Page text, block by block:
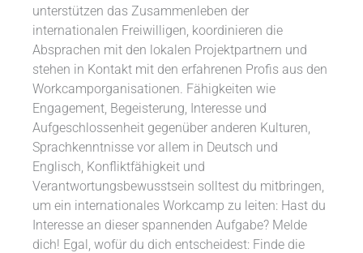
unterstützen das Zusammenleben der
internationalen Freiwilligen, koordinieren die
Absprachen mit den lokalen Projektpartnern und
stehen in Kontakt mit den erfahrenen Profis aus den
Workcamporganisationen. Fähigkeiten wie
Engagement, Begeisterung, Interesse und
Aufgeschlossenheit gegenüber anderen Kulturen,
Sprachkenntnisse vor allem in Deutsch und
Englisch, Konfliktfähigkeit und
Verantwortungsbewusstsein solltest du mitbringen,
um ein internationales Workcamp zu leiten: Hast du
Interesse an dieser spannenden Aufgabe? Melde
dich! Egal, wofür du dich entscheidest: Finde die